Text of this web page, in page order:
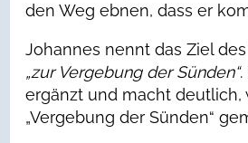
den Weg ebnen, dass er
Johannes nennt das Ziel
„zur Vergebung der Sünden“.
ergänzt und macht deutlich,
„Vergebung der Sünden“